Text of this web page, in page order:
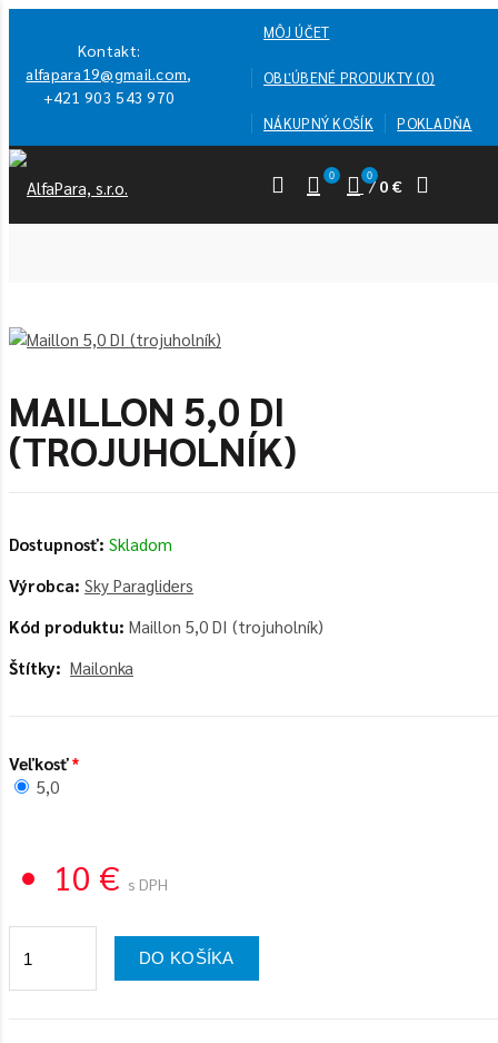
Kontakt:
alfapara19@gmail.com,
+421 903 543 970
MÔJ ÚČET
OBĽÚBENÉ PRODUKTY (0)
NÁKUPNÝ KOŠÍK POKLADŇA
0 0/ 0 €
MAILLON 5,0 DI
(TROJUHOLNÍK)
Dostupnosť: Skladom
Výrobca: Sky Paragliders
Kód produktu: Maillon 5,0 DI (trojuholník)
Štítky: Mailonka
Veľkosť
5,0
10 € s DPH
DO KOŠÍKA